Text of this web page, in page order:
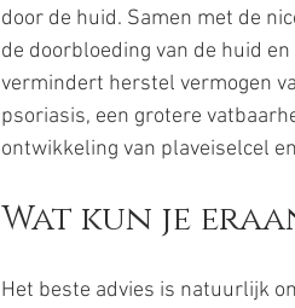
door de huid. Samen met de
de doorbloeding van de huid
vermindert herstel vermogen
psoriasis, een grotere
ontwikkeling van plaveiselcel
Wat kun je
Het beste advies is natuurlijk